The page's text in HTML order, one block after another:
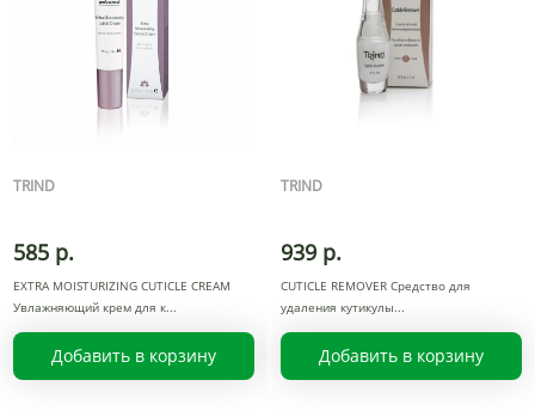
TRIND
585 р.
EXTRA MOISTURIZING CUTICLE CREAM
Увлажняющий крем для к
Добавить в корзину
TRIND
939 р.
CUTICLE REMOVER Средство для
удаления кутикулы
Добавить в корзину